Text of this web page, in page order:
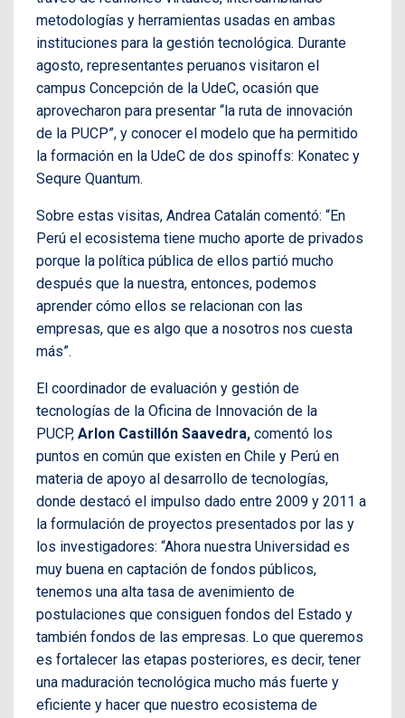
metodologías y herramientas usadas en ambas
instituciones para la gestión tecnológica. Durante
agosto, representantes peruanos visitaron el
campus Concepción de la UdeC, ocasión que
aprovecharon para presentar “la ruta de innovación
de la PUCP”, y conocer el modelo que ha permitido
la formación en la UdeC de dos spinoffs: Konatec y
Sequre Quantum.
Sobre estas visitas, Andrea Catalán comentó: “En
Perú el ecosistema tiene mucho aporte de privados
porque la política pública de ellos partió mucho
después que la nuestra, entonces, podemos
aprender cómo ellos se relacionan con las
empresas, que es algo que a nosotros nos cuesta
más”.
El coordinador de evaluación y gestión de
tecnologías de la Oficina de Innovación de la
PUCP, Arlon Castillón Saavedra, comentó los
puntos en común que existen en Chile y Perú en
materia de apoyo al desarrollo de tecnologías,
donde destacó el impulso dado entre 2009 y 2011 a
la formulación de proyectos presentados por las y
los investigadores: “Ahora nuestra Universidad es
muy buena en captación de fondos públicos,
tenemos una alta tasa de avenimiento de
postulaciones que consiguen fondos del Estado y
también fondos de las empresas. Lo que queremos
es fortalecer las etapas posteriores, es decir, tener
una maduración tecnológica mucho más fuerte y
eficiente y hacer que nuestro ecosistema de